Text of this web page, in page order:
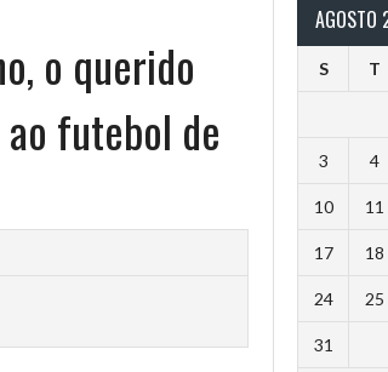
o querido
ao futebol de
AGOSTO
S T
3 4
10 11
17 18
24 25
31